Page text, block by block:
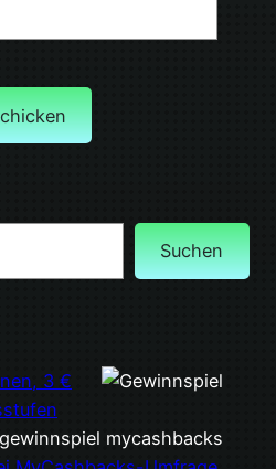
Suchen
3 €